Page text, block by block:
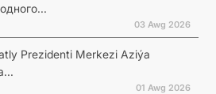
03 Awg 2026
Prezidenti Merkezi Aziýa
01 Awg 2026